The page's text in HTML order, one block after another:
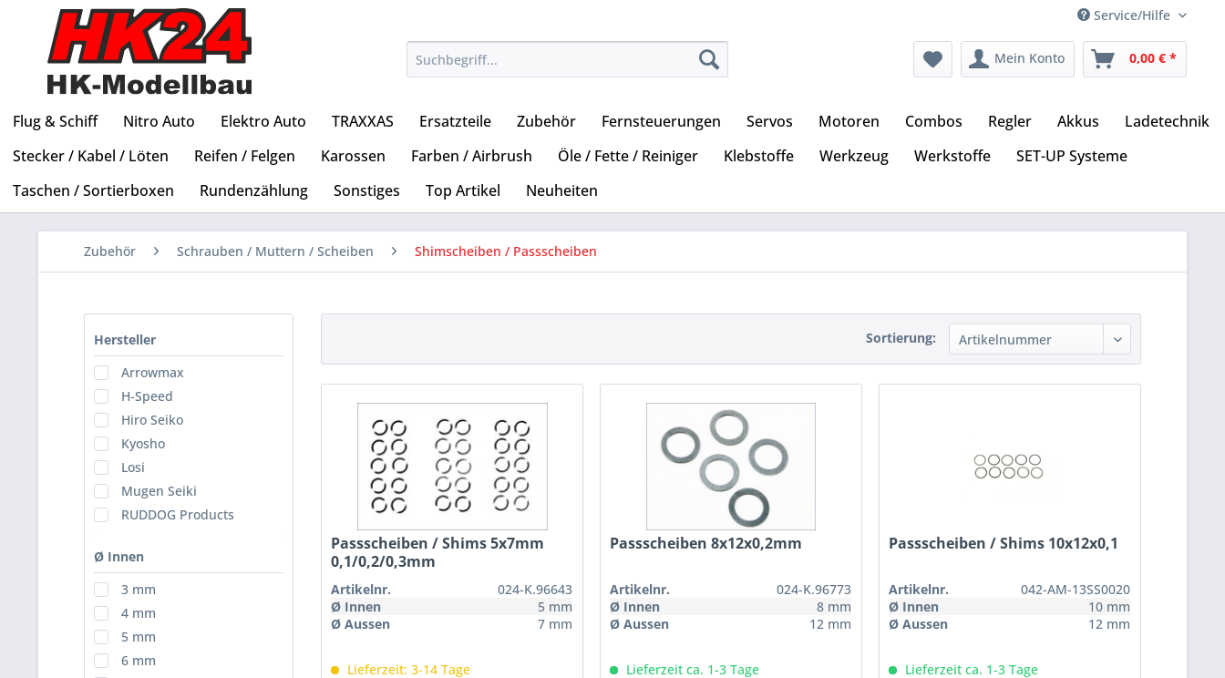
Service/Hilfe
Mein Konto 0,00 € *
Flug & Schiff Nitro Auto Elektro Auto TRAXXAS Ersatzteile Zubehör Fernsteuerungen Servos Motoren Combos Regler Akkus
Ladetechnik
Stecker / Kabel / Löten
Reifen / Felgen Karossen Farben / Airbrush Öle / Fette / Reiniger Klebstoffe Werkzeug Werkstoffe
SET-UP Systeme
Taschen / Sortierboxen
Rundenzählung Sonstiges Top Artikel Neuheiten
Zubehör Schrauben / Muttern / Scheiben Shimscheiben / Passscheiben
Hersteller
Arrowmax
H-Speed
Hiro Seiko
Kyosho
Losi
Mugen Seiki
RUDDOG Products
Ø Innen
3 mm
4 mm
5 mm
6 mm
Sortierung:
Passscheiben / Shims 5x7mm
0,1/0,2/0,3mm
Artikelnr.
024-K.96643
Ø Innen
5 mm
Ø Aussen
7 mm
Lieferzeit: 3-14 Tage
Passscheiben 8x12x0,2mm
Artikelnr.
024-K.96773
Ø Innen
8 mm
Ø Aussen
12 mm
Lieferzeit ca. 1-3 Tage
Passscheiben / Shims 10x12x0,1
Artikelnr.
042-AM-13SS0020
Ø Innen
10 mm
Ø Aussen
12 mm
Lieferzeit ca. 1-3 Tage